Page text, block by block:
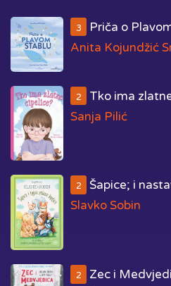
3
Priča o
Anita Kojundžić
2
Tko ima
Sanja Pilić
2
Šapice; i
Slavko Sobin
2
Zec i